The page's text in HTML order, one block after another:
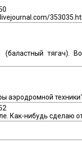
тягач).
аэродромной
Как-нибудь сделаю